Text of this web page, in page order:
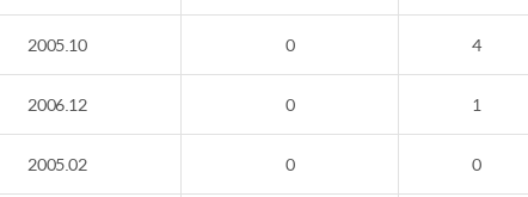
2005.10 0 4
2006.12 0 1
2005.02 0 0